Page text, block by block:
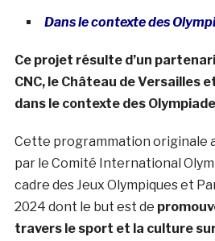
Dans le contexte des
Ce projet résulte d’un
CNC, le Château de Versailles
dans le contexte des
Cette programmation originale
par le Comité International
cadre des Jeux Olympiques et
2024 dont le but est de
travers le sport et la culture sur